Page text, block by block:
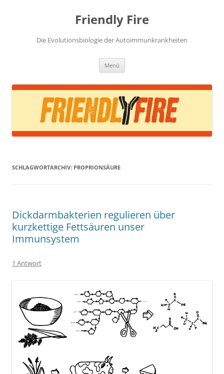
Friendly Fire
Die Evolutionsbiologie der Autoimmunkrankheiten
Menü
SCHLAGWORTARCHIV: PROPRIONSÄURE
Dickdarmbakterien regulieren über
kurzkettige Fettsäuren unser
Immunsystem
1 Antwort